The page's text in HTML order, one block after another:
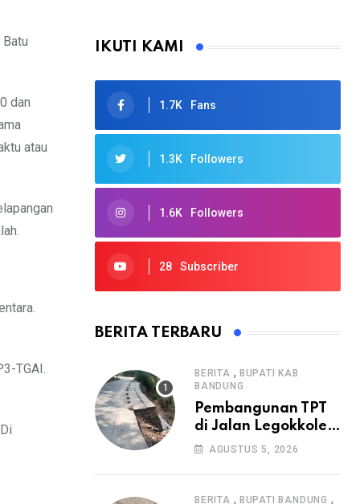
dan
atau
TGAI.
IKUTI KAMI
1.7K Fans
1.3K Followers
1.6K Followers
28 Subscriber
BERITA TERBARU
BERITA , BUPATI KAB
BANDUNG
Pembangunan TPT
di Jalan Legokkole
Rawabogo Disorot
Tanpa Papan
Informasi Proyek
AGUSTUS 5, 2026
BERITA , BUPATI BANDUNG ,